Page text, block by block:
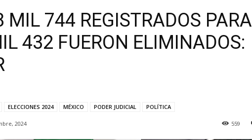
MIL 744 REGISTRADOS PARA
432 FUERON ELIMINADOS:
ELECCIONES 2024 MÉXICO PODER JUDICIAL POLÍTICA
2024 559